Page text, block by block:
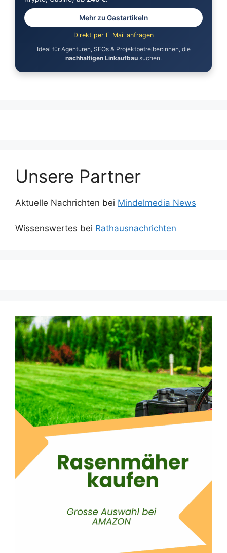
Mehr zu Gastartikeln
Direkt per E-Mail anfragen
Ideal für Agenturen, SEOs & Projektbetreiber:innen, die
nachhaltigen Linkaufbau suchen.
Unsere Partner
Aktuelle Nachrichten bei Mindelmedia News
Wissenswertes bei Rathausnachrichten